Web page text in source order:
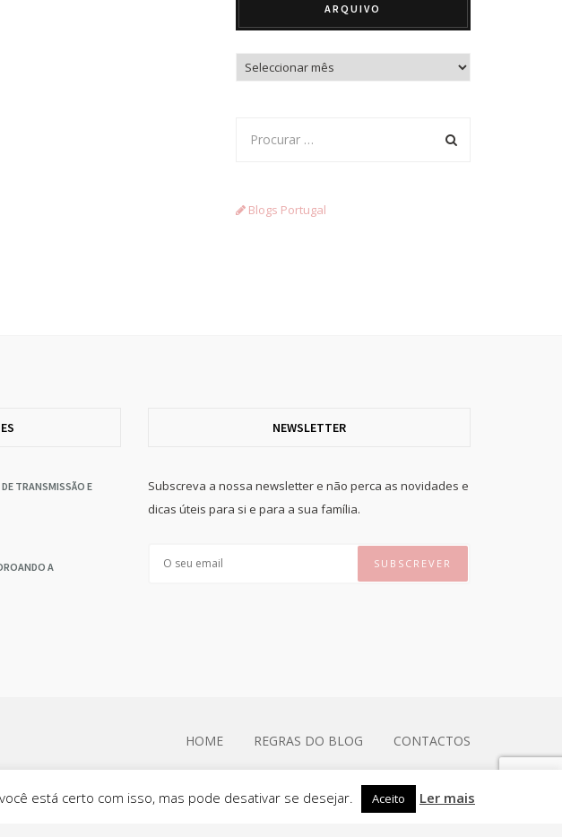
ARQUIVO
Arquivo
Blogs Portugal
TRANSMISSÃO E
A
NEWSLETTER
Subscreva a nossa newsletter e não perca as novidades e
dicas úteis para si e para a sua família.
HOME REGRAS DO BLOG CONTACTOS
está certo com isso, mas pode desativar se desejar. Aceito Ler mais